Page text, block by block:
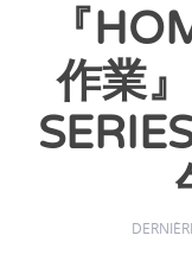
『
作業